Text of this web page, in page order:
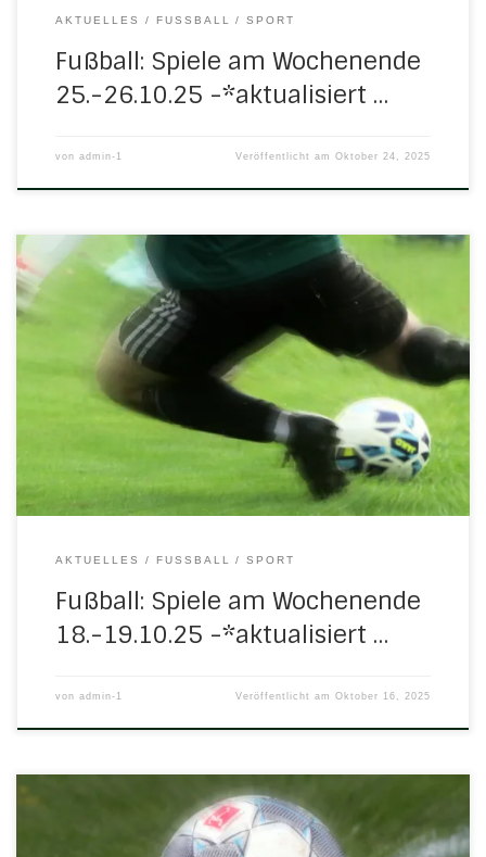
AKTUELLES FUSSBALL SPORT
Fußball: Spiele am Wochenende
25.-26.10.25 -*aktualisiert …
von admin-1 Veröffentlicht amOktober 24, 2025
Am kommenden Wochenende stehen folgende Spiele mit
H/N/U-Beteiligung an: Sonntag, 19. Oktober 2025 13.00 Uhr
in UlfenSenioren: H/N/U III – TSV Netra II verlegt auf
nächstes Frühjahr 13.00 Uhr in EschwegeSenioren: FC
Eschwege – H/N/U II 1:4 (1:3)Tore für H/N/U: Sebastian Braun
(2) u. Patrick Adam (2) 15.00 Uhr in […]
AKTUELLES FUSSBALL SPORT
Fußball: Spiele am Wochenende
18.-19.10.25 -*aktualisiert …
von admin-1 Veröffentlicht amOktober 16, 2025
Der TSV 1869 Herleshausen möchte „allen Älteren“ eine